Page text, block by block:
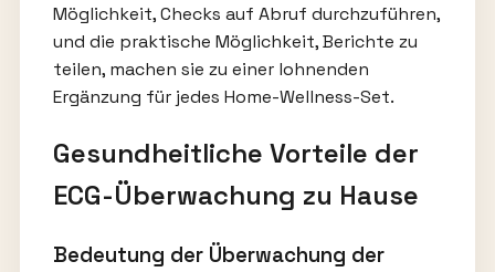
Möglichkeit, Checks auf Abruf durchzuführen,
und die praktische Möglichkeit, Berichte zu
teilen, machen sie zu einer lohnenden
Ergänzung für jedes Home-Wellness-Set.
Gesundheitliche Vorteile der
ECG-Überwachung zu Hause
Bedeutung der Überwachung der